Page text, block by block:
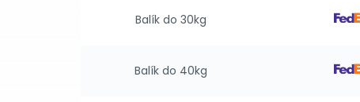
Balík do 30kg
Balík do 40kg